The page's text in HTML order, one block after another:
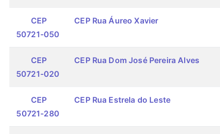
CEP
50721-050
CEP Rua Áureo Xavier
CEP
50721-020
CEP Rua Dom José Pereira Alves
CEP
50721-280
CEP Rua Estrela do Leste